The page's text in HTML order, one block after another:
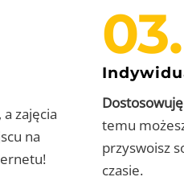
a zajęcia
na
03.
temu
przyswoisz
czasie.